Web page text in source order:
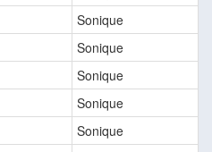
Sonique
Sonique
Sonique
Sonique
Sonique